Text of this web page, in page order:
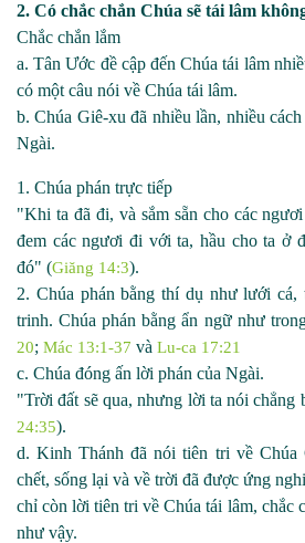
2. Có chắc chắn Chúa sẽ tái lâm
Chắc chắn lắm
a. Tân Ước đề cập đến Chúa tái lâm
có một câu nói về Chúa tái lâm.
b. Chúa Giê-xu đã nhiều lần, nhiều
Ngài.
1. Chúa phán trực tiếp
"Khi ta đã đi, và sắm sẵn cho các
đem các ngươi đi với ta, hầu cho ta ở
đó" (Giăng 14:3).
2. Chúa phán bằng thí dụ như lưới cá,
trinh. Chúa phán bằng ẩn ngữ như
20; Mác 13:1-37 và Lu-ca 17:21
c. Chúa đóng ấn lời phán của Ngài.
"Trời đất sẽ qua, nhưng lời ta nói chẳng
24:35).
d. Kinh Thánh đã nói tiên tri về Chúa
chết, sống lại và về trời đã được ứng
chỉ còn lời tiên tri về Chúa tái lâm, chắc
như vậy.